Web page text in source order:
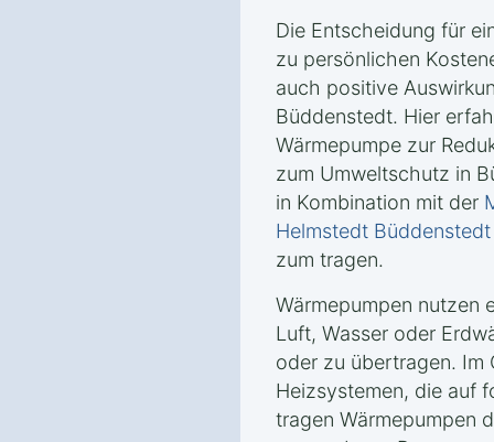
Die Entscheidung für
zu persönlichen
auch positive
Büddenstedt. Hier
Wärmepumpe zur
zum Umweltschutz in
in Kombination mit der
Helmstedt Büddenstedt
zum tragen.
Wärmepumpen nutzen
Luft, Wasser oder
oder zu übertragen. Im
Heizsystemen, die auf
tragen Wärmepumpen